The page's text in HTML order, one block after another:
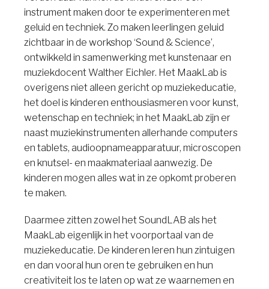
instrument maken door te experimenteren met
geluid en techniek. Zo maken leerlingen geluid
zichtbaar in de workshop ‘Sound & Science’,
ontwikkeld in samenwerking met kunstenaar en
muziekdocent Walther Eichler. Het MaakLab is
overigens niet alleen gericht op muziekeducatie,
het doel is kinderen enthousiasmeren voor kunst,
wetenschap en techniek; in het MaakLab zijn er
naast muziekinstrumenten allerhande computers
en tablets, audioopnameapparatuur, microscopen
en knutsel- en maakmateriaal aanwezig. De
kinderen mogen alles wat in ze opkomt proberen
te maken.
Daarmee zitten zowel het SoundLAB als het
MaakLab eigenlijk in het voorportaal van de
muziekeducatie. De kinderen leren hun zintuigen
en dan vooral hun oren te gebruiken en hun
creativiteit los te laten op wat ze waarnemen en